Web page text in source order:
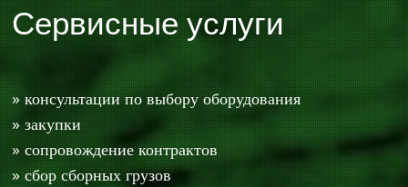
Сервисные услуги
» консультации по выбору оборудования
» закупки
» сопровождение контрактов
» сбор сборных грузов